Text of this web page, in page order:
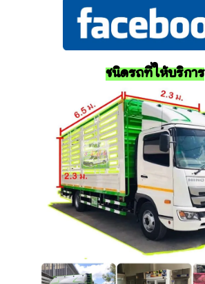
ชนิดรถที่ให้บริการ